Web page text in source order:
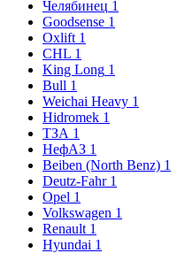
Челябинец 1
Goodsense 1
Oxlift 1
CHL 1
King Long 1
Bull 1
Weichai Heavy 1
Hidromek 1
ТЗА 1
НефАЗ 1
Beiben (North Benz) 1
Deutz-Fahr 1
Opel 1
Volkswagen 1
Renault 1
Hyundai 1